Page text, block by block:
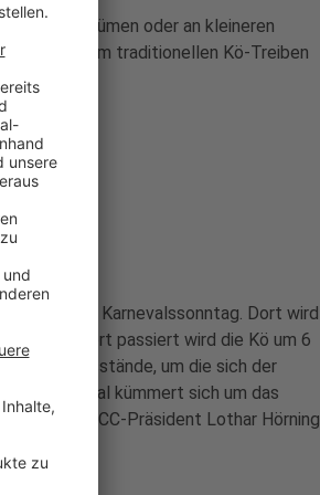
ihren Kostümen oder an kleineren
wieder beim traditionellen Kö-Treiben
dort am Karnevalssonntag. Dort wird
ungestört passiert wird die Kö um 6
um die sich der
Carneval kümmert sich um das
hat uns CC-Präsident Lothar Hörning